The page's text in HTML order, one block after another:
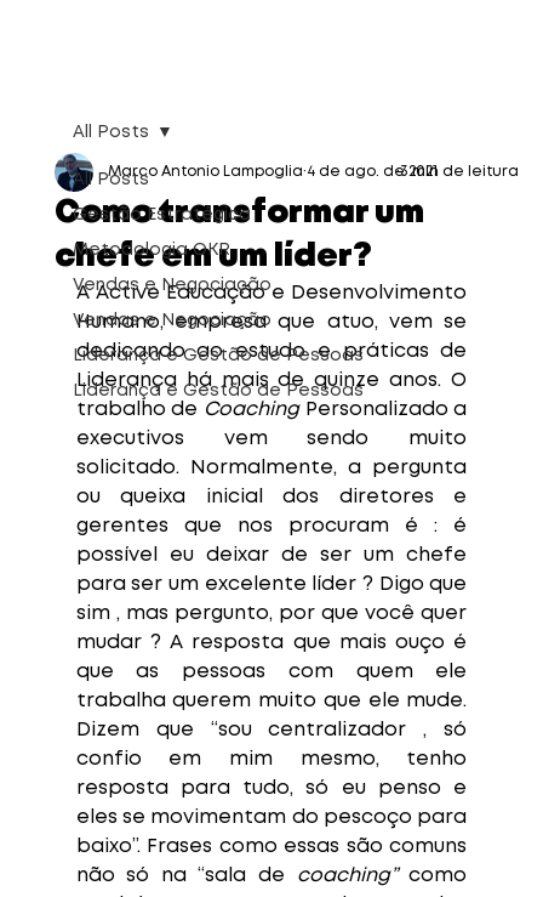
All Posts
Gestão Estratégica
Metodologia OKR
Vendas e Negociação
Vendas e Negociação
Liderança e Gestão de Pessoas
Liderança e Gestão de Pessoas
All Posts
Como transformar um
chefe em um líder?
Marco Antonio Lampoglia 4 de ago. de 20213 min de leitura
A Active Educação e Desenvolvimento
Humano, empresa que atuo, vem se
dedicando ao estudo e práticas de
Liderança há mais de quinze anos. O
trabalho de Coaching Personalizado a
executivos vem sendo muito
solicitado. Normalmente, a pergunta
ou queixa inicial dos diretores e
gerentes que nos procuram é : é
possível eu deixar de ser um chefe
para ser um excelente líder ? Digo que
sim , mas pergunto, por que você quer
mudar ? A resposta que mais ouço é
que as pessoas com quem ele
trabalha querem muito que ele mude.
Dizem que “sou centralizador , só
confio em mim mesmo, tenho
resposta para tudo, só eu penso e
eles se movimentam do pescoço para
baixo”. Frases como essas são comuns
não só na “sala de coaching” como